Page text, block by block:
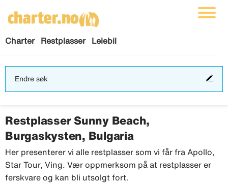
Charter Restplasser Leiebil
Endre søk
Restplasser Sunny Beach,
Burgaskysten, Bulgaria
Her presenterer vi alle restplasser som vi får fra Apollo,
Star Tour, Ving. Vær oppmerksom på at restplasser er
ferskvare og kan bli utsolgt fort.